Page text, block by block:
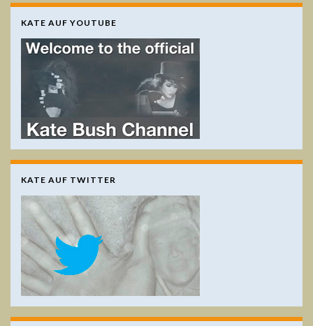
KATE AUF YOUTUBE
KATE AUF TWITTER